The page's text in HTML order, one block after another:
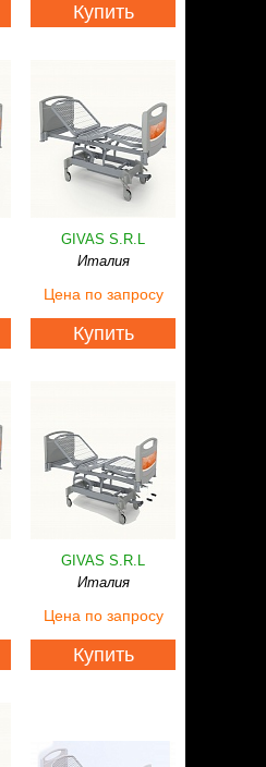
Купить
GIVAS S.R.L
Италия
Цена по запросу
Купить
GIVAS S.R.L
Италия
Цена по запросу
Купить